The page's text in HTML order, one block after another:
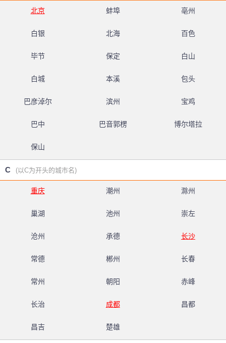
北京 蚌埠 亳州
白银 北海 百色
毕节 保定 白山
白城 本溪 包头
巴彦淖尔 滨州 宝鸡
巴中 巴音郭楞 博尔塔拉
保山
C (以C为开头的城市名)
重庆 潮州 滁州
巢湖 池州 崇左
沧州 承德 长沙
常德 郴州 长春
常州 朝阳 赤峰
长治 成都 昌都
昌吉 楚雄